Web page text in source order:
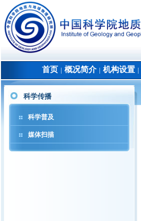
首页 概况简介│ 机构设置
科学传播
科学普及
媒体扫描